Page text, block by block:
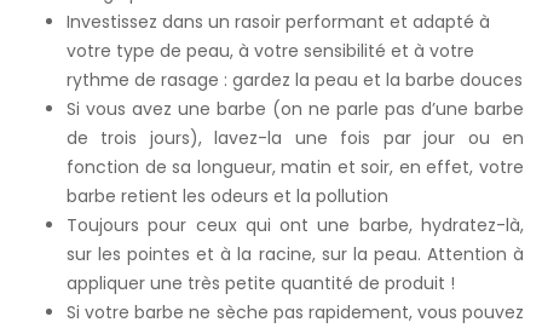
Investissez dans un rasoir performant et adapté à
votre type de peau, à votre sensibilité et à votre
rythme de rasage : gardez la peau et la barbe douces
Si vous avez une barbe (on ne parle pas d’une barbe
de trois jours), lavez-la une fois par jour ou en
fonction de sa longueur, matin et soir, en effet, votre
barbe retient les odeurs et la pollution
Toujours pour ceux qui ont une barbe, hydratez-là,
sur les pointes et à la racine, sur la peau. Attention à
appliquer une très petite quantité de produit !
Si votre barbe ne sèche pas rapidement, vous pouvez